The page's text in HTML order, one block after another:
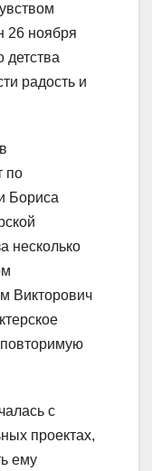
26 ноября
детства
радость и
по
Бориса
несколько
Викторович
с
проектах,
ему